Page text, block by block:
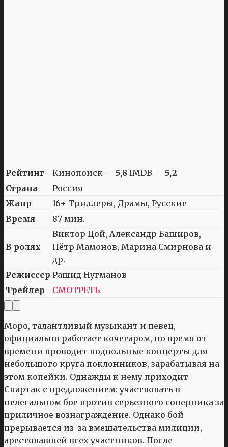
Рейтинг Кинопоиск — 5,8 IMDB — 5,2
Страна
Россия
Жанр
16+ Триллеры, Драмы, Русские
Время
87 мин.
В ролях
Виктор Цой, Александр Баширов,
Пётр Мамонов, Марина Смирнова и
др.
Режиссер Рашид Нугманов
Трейлер
СМОТРЕТЬ
Моро, талантливый музыкант и певец,
официально работает кочегаром, но время от
времени проводит подпольные концерты для
небольшого круга поклонников, зарабатывая на
этом копейки. Однажды к нему приходит
Спартак с предложением: участвовать в
нелегальном бое против серьезного соперника за
приличное вознаграждение. Однако бой
прерывается из-за вмешательства милиции,
арестовавшей всех участников. После